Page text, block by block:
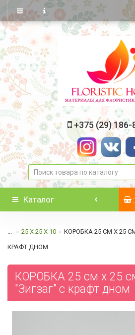
+375 (29) 186-
Каталог
... 25 Х 25 Х 10 КОРОБКА 25 СМ Х 25
КРАФТ ДНОМ
КОРОБКА 25 см х 25
"Зигзаг" c крафт дном